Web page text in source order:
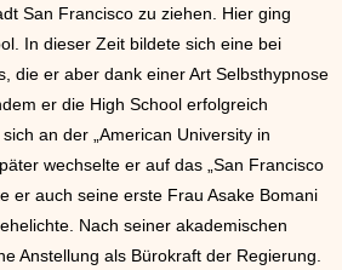
San Francisco zu ziehen. Hier ging
In dieser Zeit bildete sich eine bei
die er aber dank einer Art Selbsthypnose
er die High School erfolgreich
an der „American University in
wechselte er auf das „San Francisco
er auch seine erste Frau Asake Bomani
Nach seiner akademischen
Anstellung als Bürokraft der Regierung.